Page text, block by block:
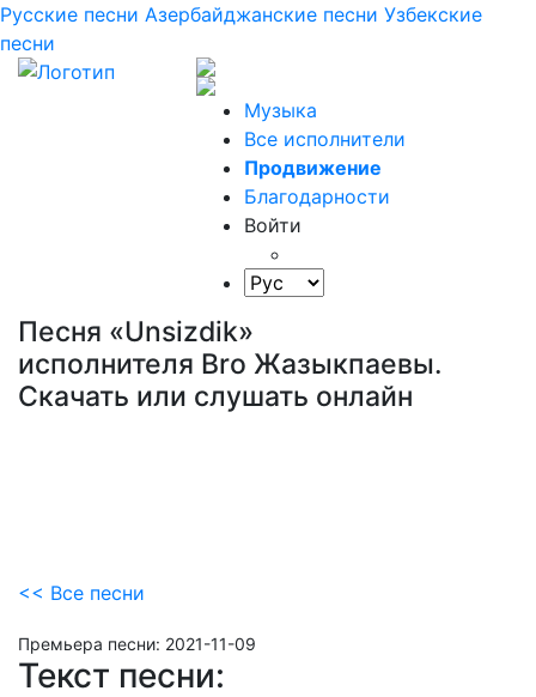
Русские песни Азербайджанские песни Узбекские
песни
Музыка
Все исполнители
Продвижение
Благодарности
Войти
Песня «Unsizdik»
исполнителя Bro Жазыкпаевы.
Скачать или слушать онлайн
<< Все песни
Премьера песни: 2021-11-09
Текст песни: